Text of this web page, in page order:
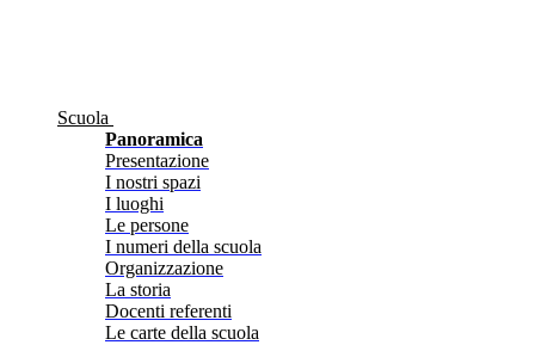
Scuola
Panoramica
Presentazione
I nostri spazi
I luoghi
Le persone
I numeri della scuola
Organizzazione
La storia
Docenti referenti
Le carte della scuola